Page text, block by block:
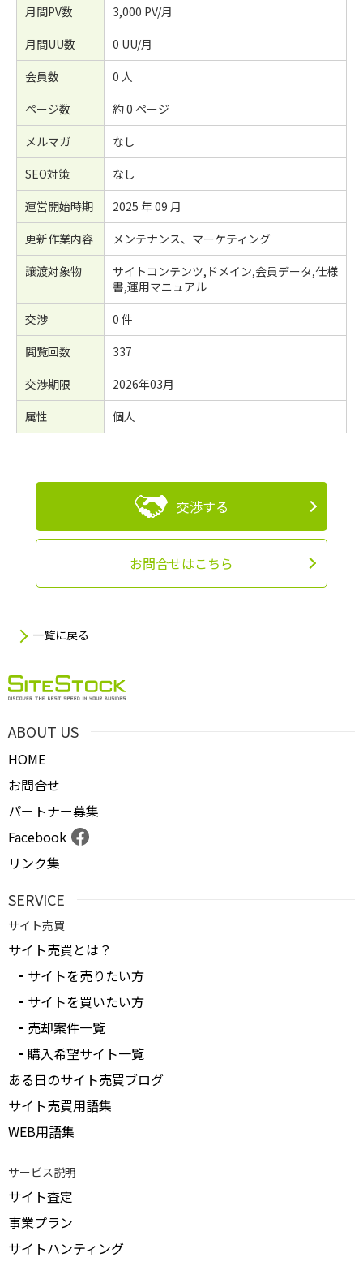
月間PV数
3,000 PV/月
月間UU数
0 UU/月
会員数
0 人
ページ数
約 0 ページ
メルマガ
なし
SEO対策
なし
運営開始時期
2025 年 09 月
更新作業内容
メンテナンス、マーケティング
譲渡対象物
サイトコンテンツ,ドメイン,会員データ,仕様
書,運用マニュアル
交渉
0 件
閲覧回数
337
交渉期限
2026年03月
属性
個人
交渉する
お問合せはこちら
一覧に戻る
ABOUT US
HOME
お問合せ
パートナー募集
Facebook
リンク集
SERVICE
サイト売買
サイト売買とは？
サイトを売りたい方
サイトを買いたい方
売却案件一覧
購入希望サイト一覧
ある日のサイト売買ブログ
サイト売買用語集
WEB用語集
サービス説明
サイト査定
事業プラン
サイトハンティング